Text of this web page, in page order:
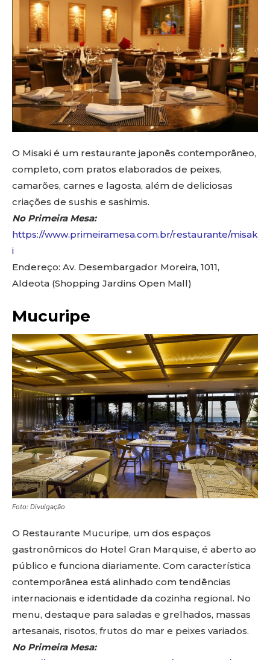
O Misaki é um restaurante japonês contemporâneo,
completo, com pratos elaborados de peixes,
camarões, carnes e lagosta, além de deliciosas
criações de sushis e sashimis.
No Primeira Mesa:
https://www.primeiramesa.com.br/restaurante/misak
i
Endereço: Av. Desembargador Moreira, 1011,
Aldeota (Shopping Jardins Open Mall)
Mucuripe
Foto: Divulgação
O Restaurante Mucuripe, um dos espaços
gastronômicos do Hotel Gran Marquise, é aberto ao
público e funciona diariamente. Com característica
contemporânea está alinhado com tendências
internacionais e identidade da cozinha regional. No
menu, destaque para saladas e grelhados, massas
artesanais, risotos, frutos do mar e peixes variados.
No Primeira Mesa: